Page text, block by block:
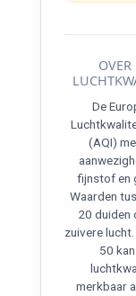
OVER
De
(AQI)
fijnstof en
Waarden
20 duiden
zuivere
50
merkbaar